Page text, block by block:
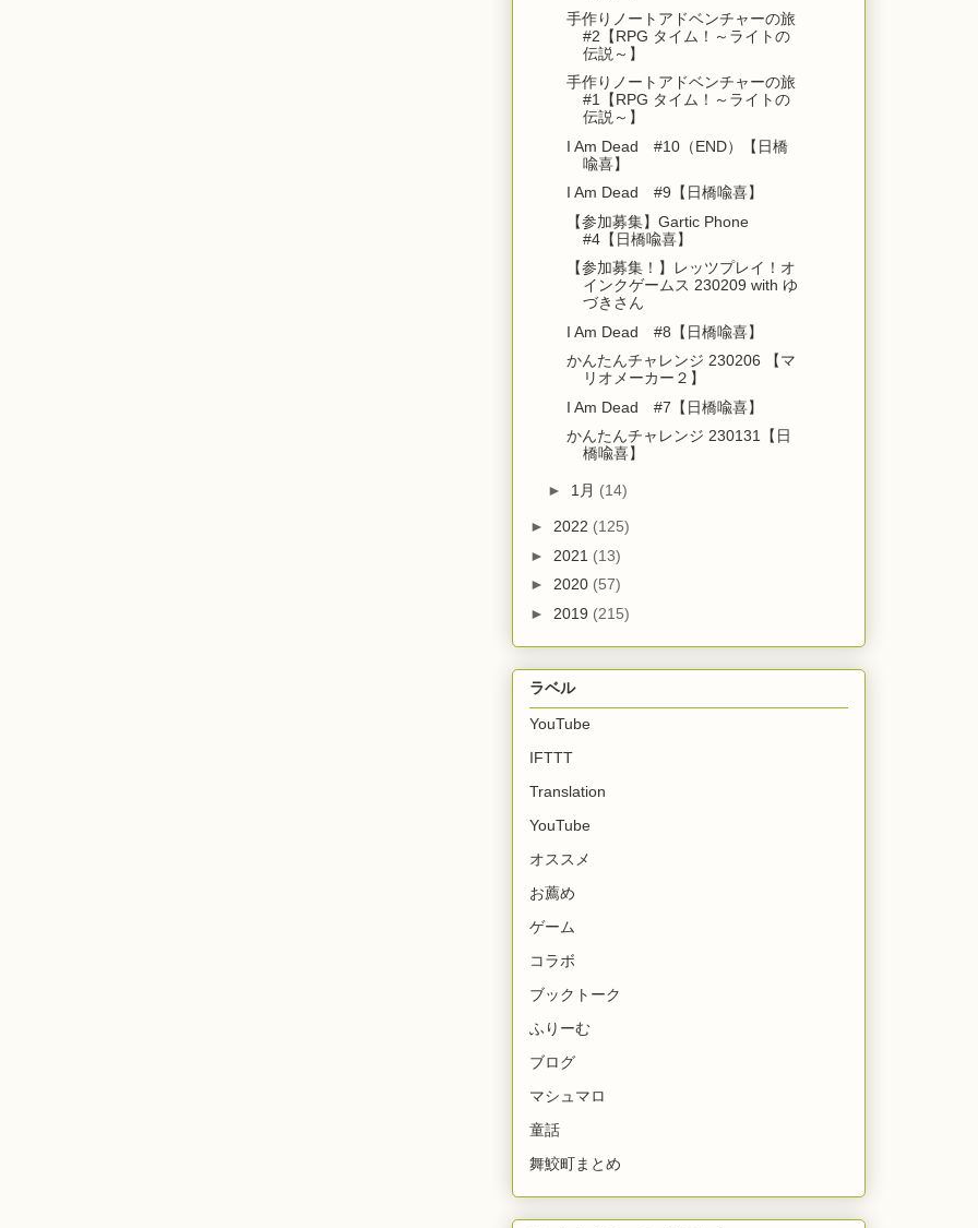
手作りノートアドベンチャーの旅
#2【RPG タイム！～ライトの
伝説～】
手作りノートアドベンチャーの旅
#1【RPG タイム！～ライトの
伝説～】
I Am Dead #10（END）【日橋
喩喜】
I Am Dead #9【日橋喩喜】
【参加募集】Gartic Phone
#4【日橋喩喜】
【参加募集！】レッツプレイ！オ
インクゲームス 230209 with ゆ
づきさん
I Am Dead #8【日橋喩喜】
かんたんチャレンジ 230206 【マ
リオメーカー２】
I Am Dead #7【日橋喩喜】
かんたんチャレンジ 230131【日
橋喩喜】
► 1月 (14)
► 2022 (125)
► 2021 (13)
► 2020 (57)
► 2019 (215)
ラベル
YouTube
IFTTT
Translation
YouTube
オススメ
お薦め
ゲーム
コラボ
ブックトーク
ふりーむ
ブログ
マシュマロ
童話
舞鮫町まとめ